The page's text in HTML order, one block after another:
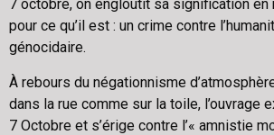
7 octobre, on engloutit sa signification
pour ce qu’il est : un crime contre
génocidaire.
À rebours du négationnisme
dans la rue comme sur la toile, l’ouvrage
7 Octobre et s’érige contre l’« amnistie